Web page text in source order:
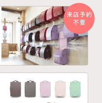
来店予約
不要